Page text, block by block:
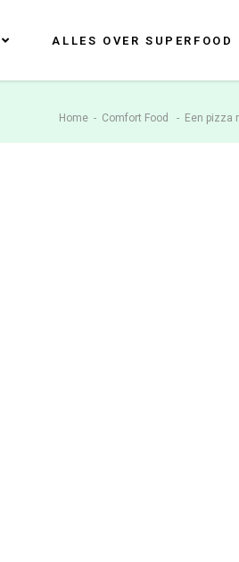
ALLES OVER SUPERFOOD
Home - Comfort Food - Een pizza